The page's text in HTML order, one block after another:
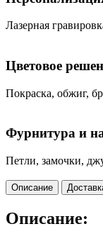
Лазерная
Цветовое
Покраска, обжиг,
Фурнитура и
Петли, замочки,
Описание
Описание: